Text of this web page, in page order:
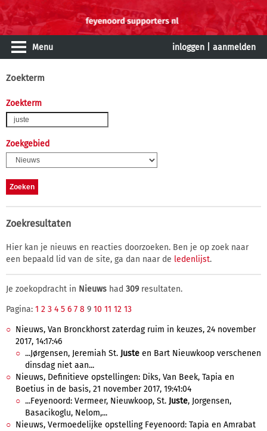
Menu inloggen aanmelden
Zoekterm
Zoekterm
Zoekgebied
Zoekresultaten
Hier kan je nieuws en reacties doorzoeken. Ben je op zoek naar
een bepaald lid van de site, ga dan naar de ledenlijst.
Je zoekopdracht in Nieuws had 309resultaten.
Pagina: 1 2 3 4 5 6 7 8 9 10 11 12 13
Nieuws, Van Bronckhorst zaterdag ruim in keuzes, 24 november
2017, 14:17:46
...Jørgensen, Jeremiah St. Juste en Bart Nieuwkoop verschenen
dinsdag niet aan...
Nieuws, Definitieve opstellingen: Diks, Van Beek, Tapia en
Boetius in de basis, 21 november 2017, 19:41:04
...Feyenoord: Vermeer, Nieuwkoop, St. Juste, Jorgensen,
Basacikoglu, Nelom,...
Nieuws, Vermoedelijke opstelling Feyenoord: Tapia en Amrabat